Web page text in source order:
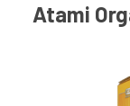
Atami